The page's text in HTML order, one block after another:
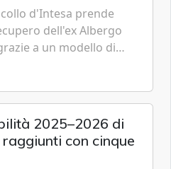
d'Intesa prende
dell'ex Albergo
a un modello di
e a una rete di
2025–2026 di
con cinque